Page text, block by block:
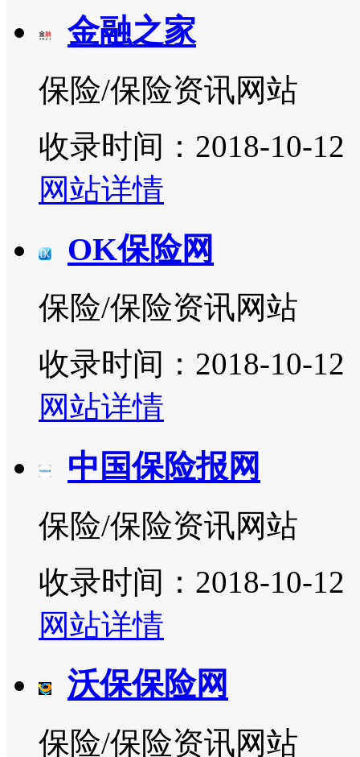
金融之家
保险/保险资讯网站
收录时间：2018-10-12
网站详情
OK保险网
保险/保险资讯网站
收录时间：2018-10-12
网站详情
中国保险报网
保险/保险资讯网站
收录时间：2018-10-12
网站详情
沃保保险网
保险/保险资讯网站